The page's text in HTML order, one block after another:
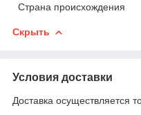
Страна происхождения
Скрыть
Условия доставки
Доставка осуществляется